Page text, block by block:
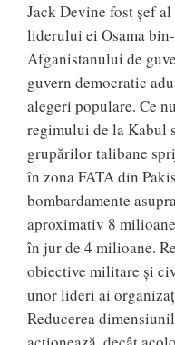
Jack Devine fost șef
liderului ei Osama
Afganistanului de
guvern democratic
alegeri populare. Ce
regimului de la Kabul
grupărilor talibane
în zona FATA din
bombardamente
aproximativ 8
în jur de 4 milioane.
obiective militare și
unor lideri ai
Reducerea